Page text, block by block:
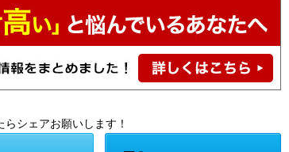
シェアお願いします！